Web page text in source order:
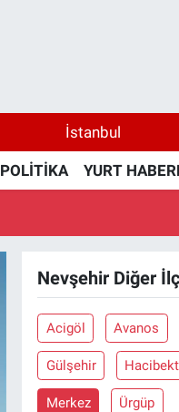
İstanbul
POLİTİKA YURT
Nevşehir Diğer
Acigöl Avanos
Gülşehir
Merkez Ürgüp